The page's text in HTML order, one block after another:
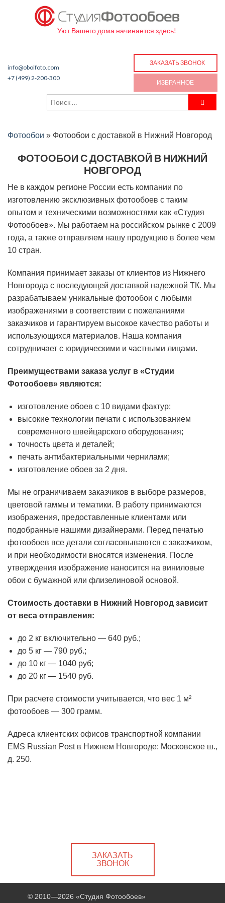
Уют Вашего дома начинается здесь!
info@oboifoto.com
+7 (499) 2-200-300
ЗАКАЗАТЬ ЗВОНОК
ИЗБРАННОЕ
Фотообои » Фотообои с доставкой в Нижний Новгород
ФОТООБОИ С ДОСТАВКОЙ В НИЖНИЙ
НОВГОРОД
Не в каждом регионе России есть компании по
изготовлению эксклюзивных фотообоев с таким
опытом и техническими возможностями как «Студия
Фотообоев». Мы работаем на российском рынке с 2009
года, а также отправляем нашу продукцию в более чем
10 стран.
Компания принимает заказы от клиентов из Нижнего
Новгорода с последующей доставкой надежной ТК. Мы
разрабатываем уникальные фотообои с любыми
изображениями в соответствии с пожеланиями
заказчиков и гарантируем высокое качество работы и
использующихся материалов. Наша компания
сотрудничает с юридическими и частными лицами.
Преимуществами заказа услуг в «Студии
Фотообоев» являются:
изготовление обоев с 10 видами фактур;
высокие технологии печати с использованием
современного швейцарского оборудования;
точность цвета и деталей;
печать антибактериальными чернилами;
изготовление обоев за 2 дня.
Мы не ограничиваем заказчиков в выборе размеров,
цветовой гаммы и тематики. В работу принимаются
изображения, предоставленные клиентами или
подобранные нашими дизайнерами. Перед печатью
фотообоев все детали согласовываются с заказчиком,
и при необходимости вносятся изменения. После
утверждения изображение наносится на виниловые
обои с бумажной или флизелиновой основой.
Стоимость доставки в Нижний Новгород зависит
от веса отправления:
до 2 кг включительно — 640 руб.;
до 5 кг — 790 руб.;
до 10 кг — 1040 руб;
до 20 кг — 1540 руб.
При расчете стоимости учитывается, что вес 1 м²
фотообоев — 300 грамм.
Адреса клиентских офисов транспортной компании
EMS Russian Post в Нижнем Новгороде: Московское ш.,
д. 250.
ЗАКАЗАТЬ
ЗВОНОК
© 2010—2026 «Студия Фотообоев»